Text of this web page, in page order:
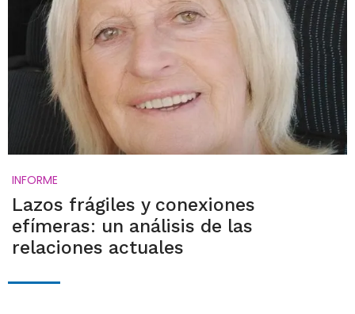
INFORME
Lazos frágiles y conexiones
efímeras: un análisis de las
relaciones actuales